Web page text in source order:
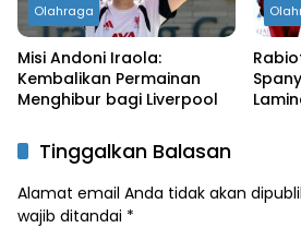
Olahraga
Misi Andoni Iraola:
Kembalikan Permainan
Menghibur bagi Liverpool
Tinggalkan Balasan
Alamat email Anda tidak akan
wajib ditandai *